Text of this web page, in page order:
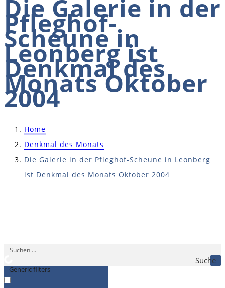
Die Galerie in der
Pfleghof-
Scheune in
Leonberg ist
Denkmal des
Monats Oktober
2004
Home
Denkmal des Monats
Die Galerie in der Pfleghof-Scheune in Leonberg
ist Denkmal des Monats Oktober 2004
Suche
Generic filters